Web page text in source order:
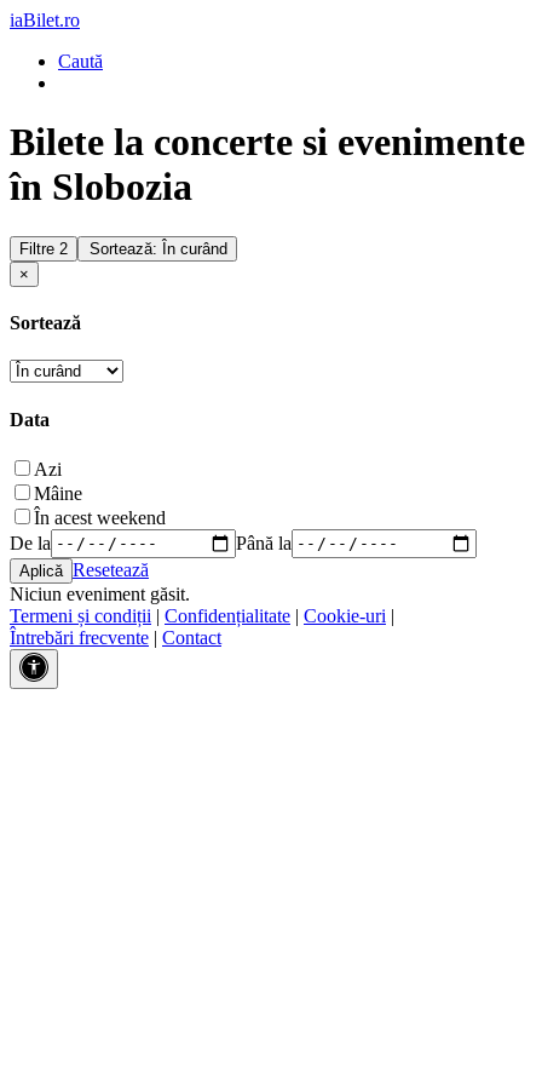
iaBilet.ro
Caută
Bilete la concerte si evenimente
în Slobozia
Filtre 2
Sortează: În curând
×
Sortează
Data
Azi
Mâine
În acest weekend
De la
Până la
Resetează
Niciun eveniment găsit.
Termeni și condiții | Confidențialitate | Cookie-uri |
Întrebări frecvente | Contact